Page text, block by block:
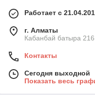
Работает с
г. Алматы
Кабанбай батыра
Контакты
Сегодня выходной
Показать весь